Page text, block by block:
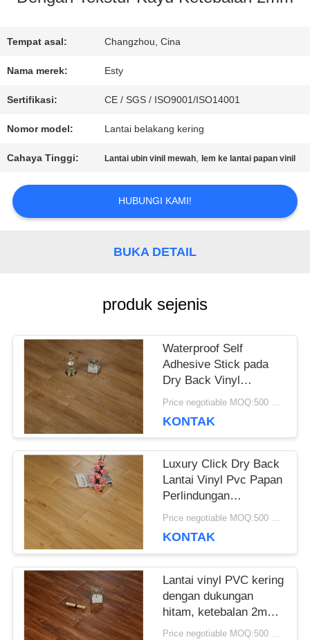
WISATA
PABRIK
KONTROL
KUALITAS
HUBUNGI
SEMUA
KASUS
QUOTE
REQUEST
SUATU
SITEMAP
KEBIJAKAN
PRIVASI
Tempat asal: Changzhou, Cina
Nama merek: Esty
Sertifikasi: CE / SGS / ISO9001/ISO14001
Nomor model: Lantai belakang kering
Cahaya Tinggi: Lantai ubin vinil mewah, lem ke lantai papan vinil
HUBUNGI KAMI!
BUKA DETAIL
produk sejenis
Waterproof Self
Adhesive Stick pada
Dry Back Vinyl
Flooring Anti-korosi
Price negotiable MOQ:500 meter persegi
KONTAK
Luxury Click Dry Back
Lantai Vinyl Pvc Papan
Perlindungan
Lingkungan
Price negotiable MOQ:500 meter persegi
KONTAK
Lantai vinyl PVC kering
dengan dukungan
hitam, ketebalan 2mm /
3mm
Price negotiable MOQ:500 meter persegi